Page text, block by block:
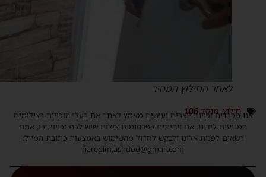
לאחר החילוץ המהיר
חילוץ,מוקד 106
אנו מכבדים זכויות יוצרים ועושים מאמץ לאתר את בעלי הזכויות בצילומים
המגיעים לידינו. אם זיהיתים בפרסומינו צילום שיש לכם זכויות בו, אתם
רשאים לפנות אלינו ולבקש לחדול מהשימוש באמצעות כתובת המייל:
haredim.ashdod@gmail.com